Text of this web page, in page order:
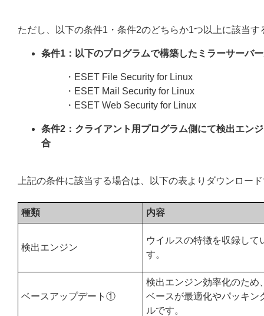
ただし、以下の条件1・条件2のどちらか1つ以上に該当
条件1：以下のプログラムで構築したミラーサーバ
・ESET File Security for Linux
・ESET Mail Security for Linux
・ESET Web Security for Linux
条件2：クライアント用プログラム側にて検出エン
合
上記の条件に該当する場合は、以下の表よりダウンロー
種類 内容
検出エンジン
ウイルスの特徴を収録して
す。
ベースアップデート①
検出エンジン効率化のため
ベースが最適化やパッキン
ルです。